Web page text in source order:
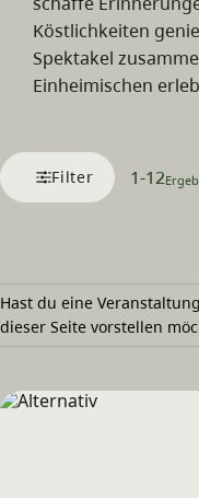
Köstlichkeiten
Spektakel
Einheimischen
Filter 1-12
Hast du eine
dieser Seite vorstellen